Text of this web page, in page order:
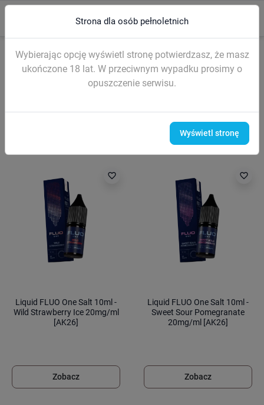
search
Strona główna LIQUIDY (sól nikotynowa) Liquidy FLUO Salt 10ml
Liquidy FLUO Salt 10ml
favorite_border
Liquid FLUO One Salt 10ml -
Wild Strawberry Ice 20mg/ml
[AK26]
Zobacz
favorite_border
Liquid FLUO One Salt 10ml -
Sweet Sour Pomegranate
20mg/ml [AK26]
Zobacz
Strona dla osób pełnoletnich
Wybierając opcję wyświetl stronę potwierdzasz, że masz
ukończone 18 lat. W przeciwnym wypadku prosimy o
opuszczenie serwisu.
Wyświetl stronę